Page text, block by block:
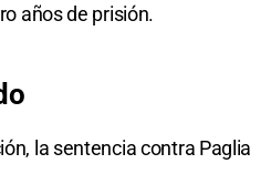
años de prisión.
la sentencia contra Paglia